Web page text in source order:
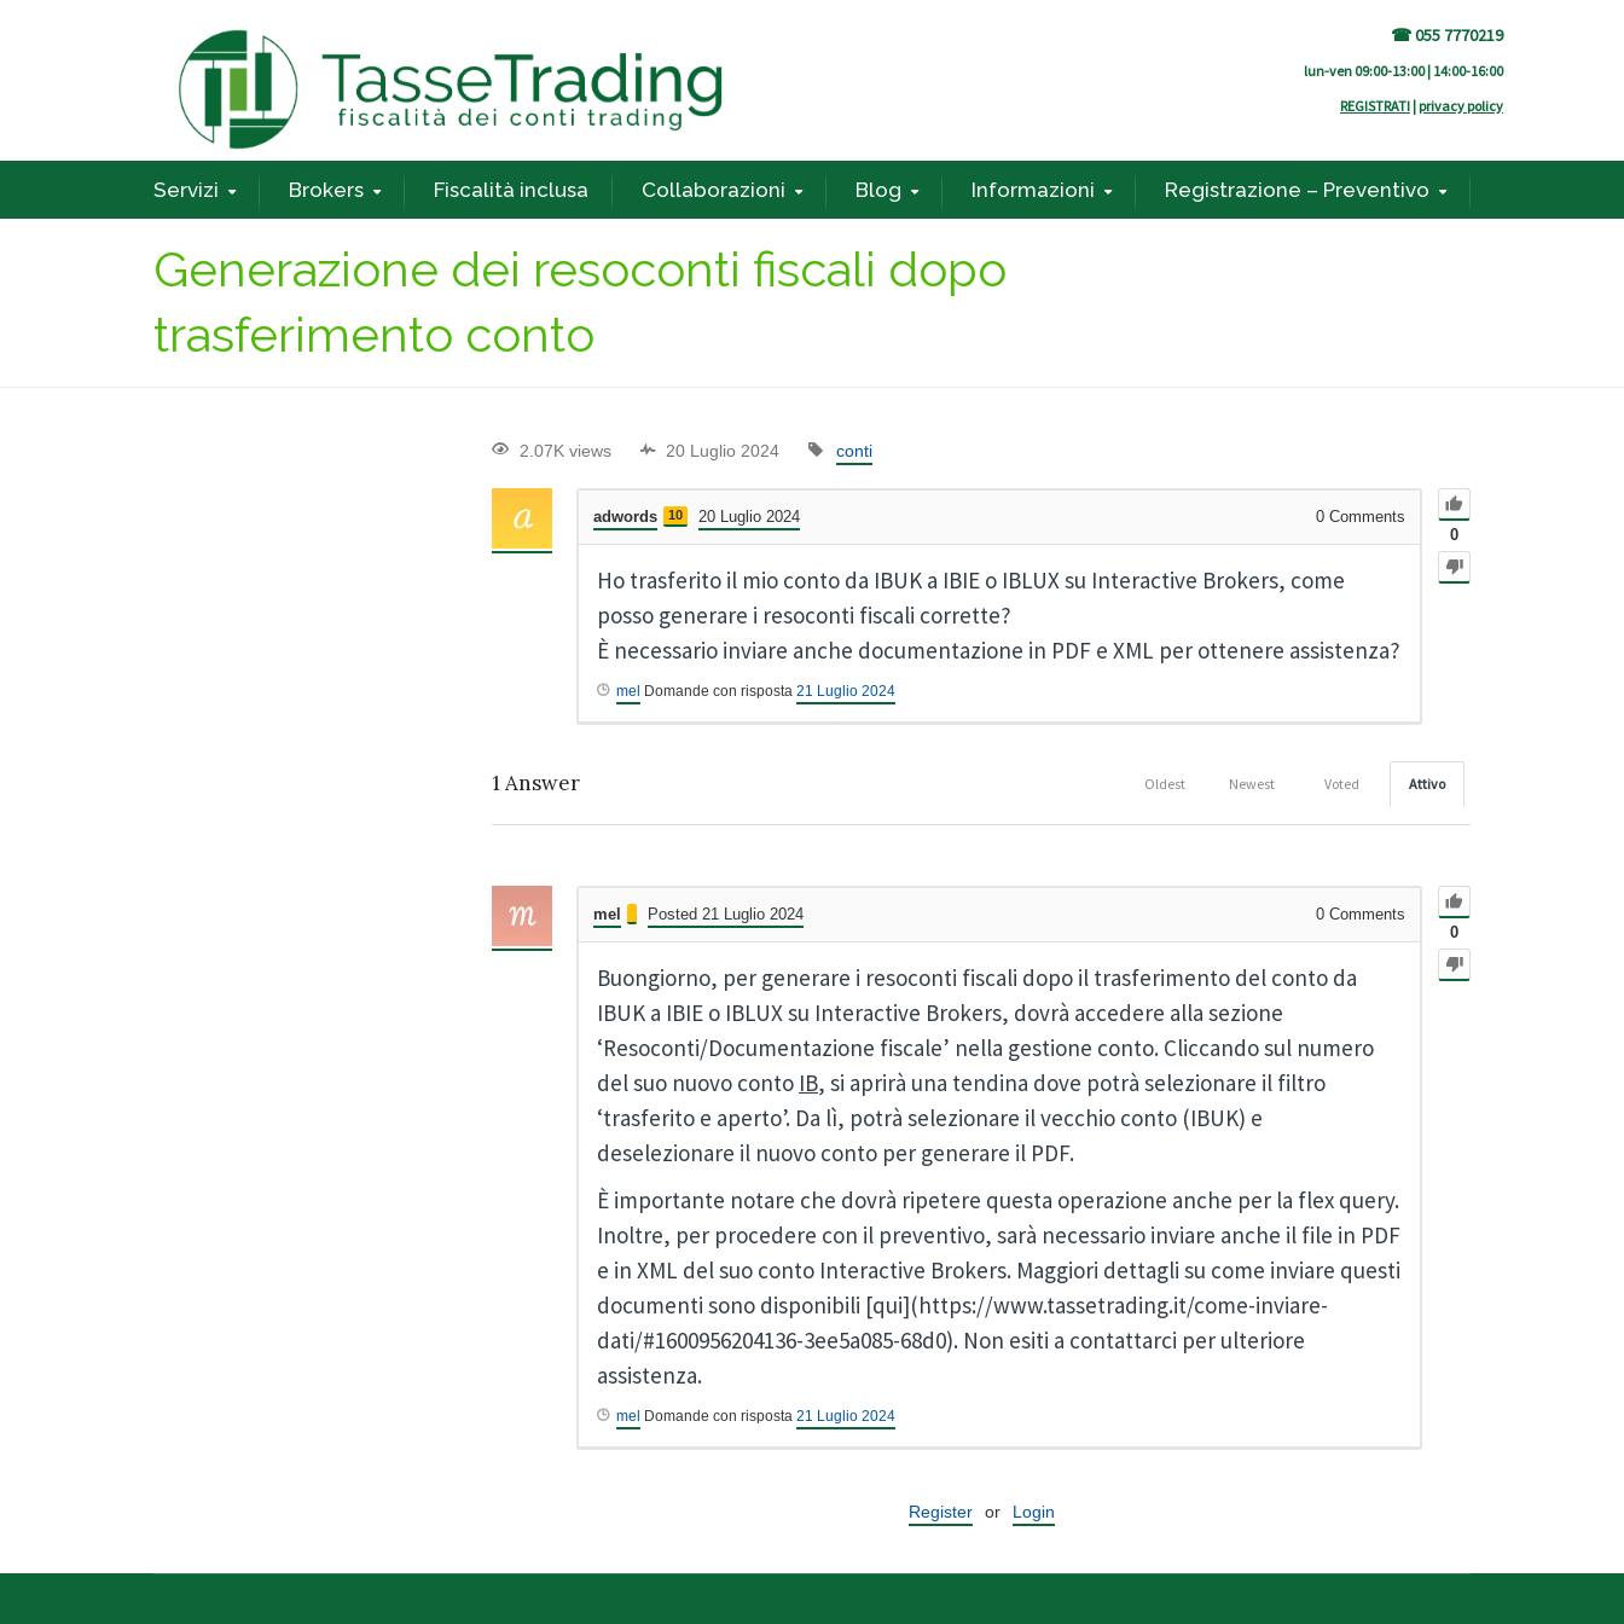
☎ 055 7770219
lun-ven 09:00-13:00 | 14:00-16:00
REGISTRATI | privacy policy
Servizi Brokers Fiscalità inclusa Collaborazioni Blog Informazioni Registrazione – Preventivo
Generazione dei resoconti fiscali dopo
trasferimento conto
2.07K views 20 Luglio 2024 conti
0
adwords 10 20 Luglio 2024 0 Comments
Ho trasferito il mio conto da IBUK a IBIE o IBLUX su Interactive Brokers, come
posso generare i resoconti fiscali corrette?
È necessario inviare anche documentazione in PDF e XML per ottenere assistenza?
mel Domande con risposta 21 Luglio 2024
1 Answer Attivo
Voted
Newest
Oldest
0
mel Posted 21 Luglio 2024 0 Comments
Buongiorno, per generare i resoconti fiscali dopo il trasferimento del conto da
IBUK a IBIE o IBLUX su Interactive Brokers, dovrà accedere alla sezione
‘Resoconti/Documentazione fiscale’ nella gestione conto. Cliccando sul numero
del suo nuovo conto IB, si aprirà una tendina dove potrà selezionare il filtro
‘trasferito e aperto’. Da lì, potrà selezionare il vecchio conto (IBUK) e
deselezionare il nuovo conto per generare il PDF.
È importante notare che dovrà ripetere questa operazione anche per la flex query.
Inoltre, per procedere con il preventivo, sarà necessario inviare anche il file in PDF
e in XML del suo conto Interactive Brokers. Maggiori dettagli su come inviare questi
documenti sono disponibili [qui](https://www.tassetrading.it/come-inviare-
dati/#1600956204136-3ee5a085-68d0). Non esiti a contattarci per ulteriore
assistenza.
mel Domande con risposta 21 Luglio 2024
Register or Login